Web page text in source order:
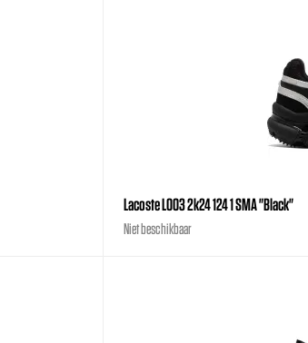
Lacoste L003 2k24 124 1 SMA "Black"
Niet beschikbaar